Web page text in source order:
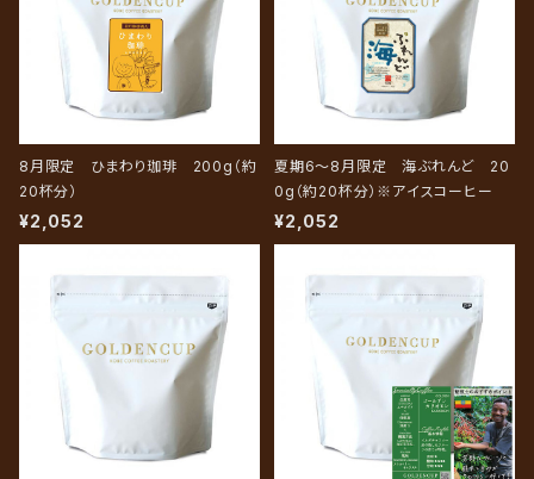
8月限定 ひまわり珈琲 200g（約
20杯分）
¥2,052
夏期6〜8月限定 海ぶれんど 20
0g（約20杯分）※アイスコーヒー
¥2,052